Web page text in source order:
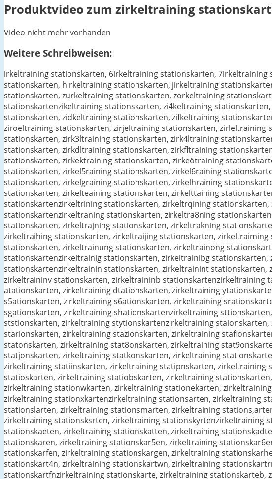
Produktvideo zum zirkeltraining
Video nicht mehr vorhanden
Weitere Schreibweisen:
irkeltraining stationskarten, 6irkeltraining stationskarten,
stationskarten, hirkeltraining stationskarten, jirkeltraining
stationskarten, zurkeltraining stationskarten, zorkeltraining
stationskartenzikeltraining stationskarten, zi4keltraining
stationskarten, zidkeltraining stationskarten, zifkeltraining
ziroeltraining stationskarten, zirjeltraining stationskarten,
stationskarten, zirk3ltraining stationskarten, zirk4ltraining
stationskarten, zirkdltraining stationskarten, zirkfltraining
stationskarten, zirkektraining stationskarten, zirkeötraining
stationskarten, zirkel5raining stationskarten, zirkel6raining
stationskarten, zirkelgraining stationskarten, zirkelhraining
stationskarten, zirkelteaining stationskarten, zirkelttaining
stationskartenzirkeltrining stationskarten, zirkeltrqining
stationskartenzirkeltraning stationskarten, zirkeltra8ning
stationskarten, zirkeltrajning stationskarten, zirkeltrakning
zirkeltraihing stationskarten, zirkeltraijing stationskarten,
stationskarten, zirkeltrainung stationskarten, zirkeltrainong
stationskartenzirkeltrainig stationskarten, zirkeltrainibg
stationskartenzirkeltrainin stationskarten, zirkeltrainint
zirkeltraininv stationskarten, zirkeltraininb
atationskarten, zirkeltraining dtationskarten, zirkeltraining
s5ationskarten, zirkeltraining s6ationskarten, zirkeltraining
sgationskarten, zirkeltraining shationskartenzirkeltraining
ststionskarten, zirkeltraining stytionskartenzirkeltraining
starionskarten, zirkeltraining stazionskarten, zirkeltraining
statonskarten, zirkeltraining stat8onskarten, zirkeltraining
statjonskarten, zirkeltraining statkonskarten, zirkeltraining
zirkeltraining statiinskarten, zirkeltraining statipnskarten,
statioskarten, zirkeltraining statiobskarten, zirkeltraining
zirkeltraining stationwkarten, zirkeltraining stationekarten,
zirkeltraining stationxkartenzirkeltraining stationsarten, zirkeltraining
stationslarten, zirkeltraining stationsmarten, zirkeltraining
zirkeltraining stationsksrten, zirkeltraining stationskyrtenzirkeltraining
stationskaeten, zirkeltraining stationskatten, zirkeltraining
stationskaren, zirkeltraining stationskar5en, zirkeltraining
stationskarfen, zirkeltraining stationskargen, zirkeltraining
stationskart4n, zirkeltraining stationskartwn, zirkeltraining
stationskartfnzirkeltraining stationskarte, zirkeltraining